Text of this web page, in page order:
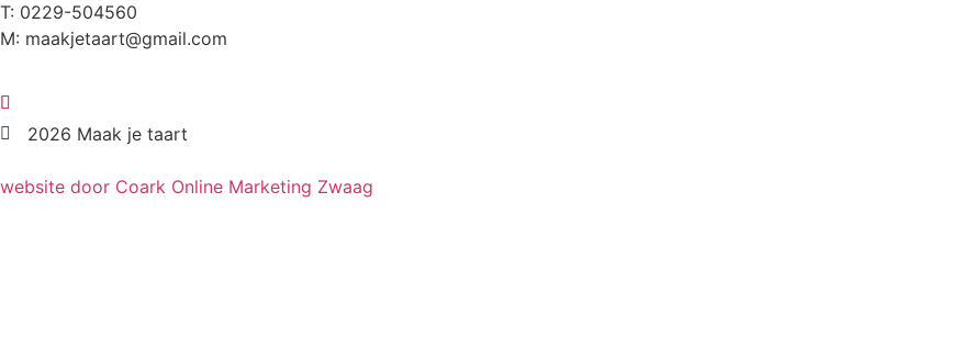
T: 0229-504560
M: maakjetaart@gmail.com
2026 Maak je taart
website door Coark Online Marketing Zwaag